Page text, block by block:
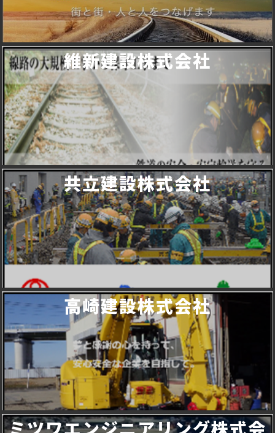
維新建設株式会社
共立建設株式会社
高崎建設株式会社
ミツワエンジニアリング株式会